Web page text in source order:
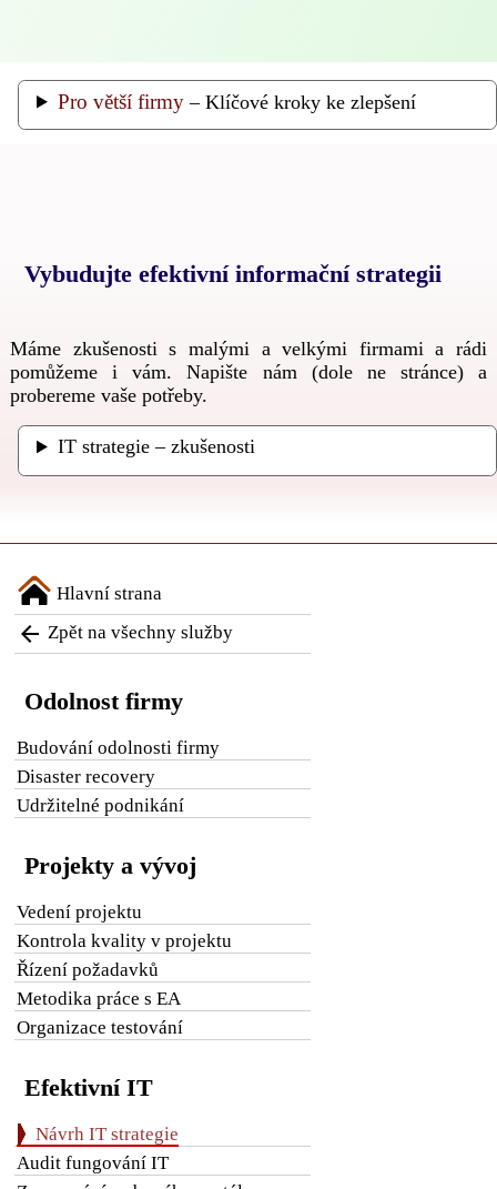
Pro větší firmy– Klíčové kroky ke zlepšení
Vybudujte efektivní informační strategii
Máme zkušenosti s malými a velkými firmami a rádi
pomůžeme i vám. Napište nám (dole ne stránce) a
probereme vaše potřeby.
IT strategie – zkušenosti
Hlavní strana
 Zpět na všechny služby
Odolnost firmy
Budování odolnosti firmy
Disaster recovery
Udržitelné podnikání
Projekty a vývoj
Vedení projektu
Kontrola kvality v projektu
Řízení požadavků
Metodika práce s EA
Organizace testování
Efektivní IT
Návrh IT strategie
Audit fungování IT